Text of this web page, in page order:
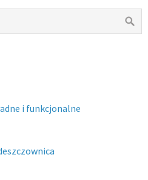
i funkcjonalne